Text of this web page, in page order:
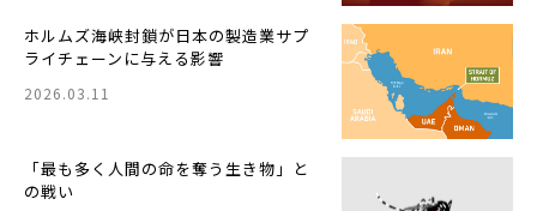
ホルムズ海峡封鎖が日本の製造業サプ
ライチェーンに与える影響
2026.03.11
「最も多く人間の命を奪う生き物」と
の戦い